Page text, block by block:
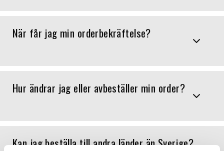
När får jag min orderbekräftelse?
Hur ändrar jag eller avbeställer min order?
Kan jag beställa till andra länder än Sverige?